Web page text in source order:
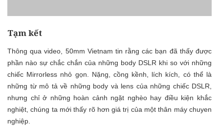
Tạm kết
Thông qua video, 50mm Vietnam tin rằng các bạn đã thấy được
phần nào sự chắc chắn của những body DSLR khi so với những
chiếc Mirrorless nhỏ gọn. Nặng, cồng kềnh, lích kích, có thể là
những từ mô tả về những body và lens của những chiếc DSLR,
nhưng chỉ ở những hoàn cảnh ngặt nghèo hay điều kiện khắc
nghiệt, chúng ta mới thấy rõ hơn giá trị của một thân máy chuyen
nghiệp.